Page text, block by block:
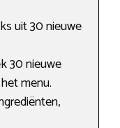
uit 30 nieuwe
30 nieuwe
menu.